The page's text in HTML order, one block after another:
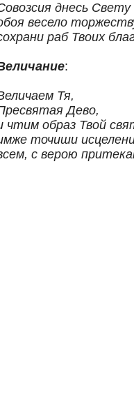
днесь
весело
раб Твоих
:
Тя,
Дево,
чтим образ Твой
точиши
с верою